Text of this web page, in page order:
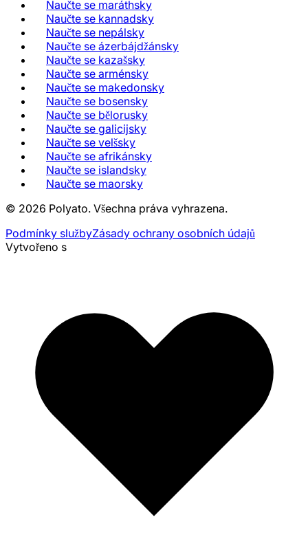
Naučte se maráthsky
Naučte se kannadsky
Naučte se nepálsky
Naučte se ázerbájdžánsky
Naučte se kazašsky
Naučte se arménsky
Naučte se makedonsky
Naučte se bosensky
Naučte se bělorusky
Naučte se galicijsky
Naučte se velšsky
Naučte se afrikánsky
Naučte se islandsky
Naučte se maorsky
© 2026 Polyato. Všechna práva vyhrazena.
Podmínky službyZásady ochrany osobních údajů
Vytvořeno s